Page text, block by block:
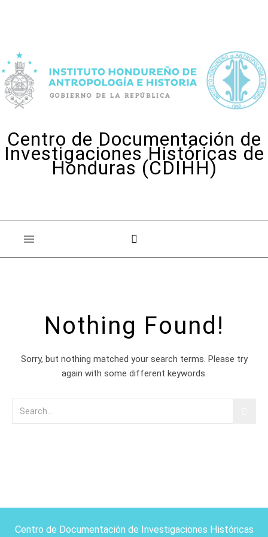
Centro de Documentación de
Investigaciones Históricas de
Honduras (CDIHH)
Nothing Found!
Sorry, but nothing matched your search terms. Please try
again with some different keywords.
Centro de Documentación de Investigaciones Históricas